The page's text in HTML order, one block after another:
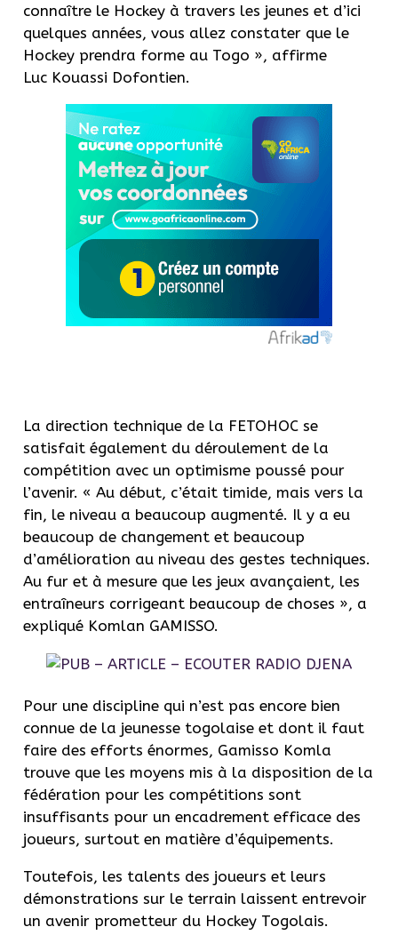
connaître le Hockey à travers les jeunes et d’ici
quelques années, vous allez constater que le
Hockey prendra forme au Togo », affirme
Luc Kouassi Dofontien.
La direction technique de la FETOHOC se
satisfait également du déroulement de la
compétition avec un optimisme poussé pour
l’avenir. « Au début, c’était timide, mais vers la
fin, le niveau a beaucoup augmenté. Il y a eu
beaucoup de changement et beaucoup
d’amélioration au niveau des gestes techniques.
Au fur et à mesure que les jeux avançaient, les
entraîneurs corrigeant beaucoup de choses », a
expliqué Komlan GAMISSO.
Pour une discipline qui n’est pas encore bien
connue de la jeunesse togolaise et dont il faut
faire des efforts énormes, Gamisso Komla
trouve que les moyens mis à la disposition de la
fédération pour les compétitions sont
insuffisants pour un encadrement efficace des
joueurs, surtout en matière d’équipements.
Toutefois, les talents des joueurs et leurs
démonstrations sur le terrain laissent entrevoir
un avenir prometteur du Hockey Togolais.